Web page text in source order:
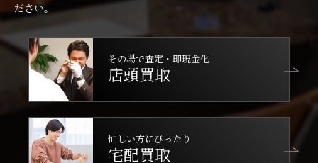
ださい。
その場で査定・即現金化
店頭買取
忙しい方にぴったり
宅配買取